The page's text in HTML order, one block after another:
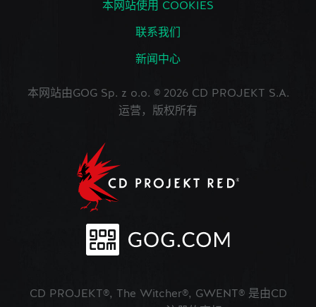
本网站使用 COOKIES
联系我们
新闻中心
本网站由GOG Sp. z o.o. © 2026 CD PROJEKT S.A.
运营，版权所有
CD PROJEKT®, The Witcher®, GWENT® 是由CD